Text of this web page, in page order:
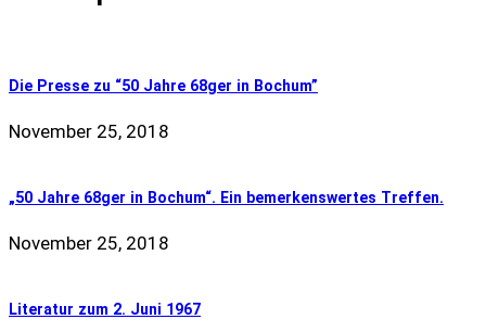
Die Presse zu “50 Jahre 68ger in Bochum”
November 25, 2018
„50 Jahre 68ger in Bochum“. Ein bemerkenswertes Treffen.
November 25, 2018
Literatur zum 2. Juni 1967